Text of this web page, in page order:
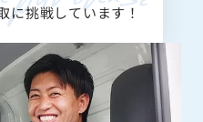
に挑戦しています！